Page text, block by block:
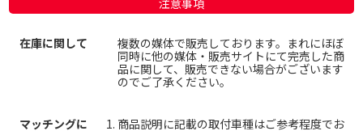
注意事項
在庫に関して
複数の媒体で販売しております。まれにほぼ
同時に他の媒体・販売サイトにて完売した商
品に関して、販売できない場合がございます
のでご了承ください。
マッチングに
商品説明に記載の取付車種はご参考程度でお